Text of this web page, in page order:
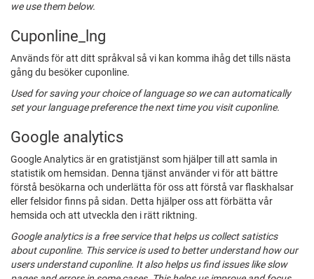
we use them below.
Cuponline_lng
Används för att ditt språkval så vi kan komma ihåg det tills nästa
gång du besöker cuponline.
Used for saving your choice of language so we can automatically
set your language preference the next time you visit cuponline.
Google analytics
Google Analytics är en gratistjänst som hjälper till att samla in
statistik om hemsidan. Denna tjänst använder vi för att bättre
förstå besökarna och underlätta för oss att förstå var flaskhalsar
eller felsidor finns på sidan. Detta hjälper oss att förbätta vår
hemsida och att utveckla den i rätt riktning.
Google analytics is a free service that helps us collect satistics
about cuponline. This service is used to better understand how our
users understand cuponline. It also helps us find issues like slow